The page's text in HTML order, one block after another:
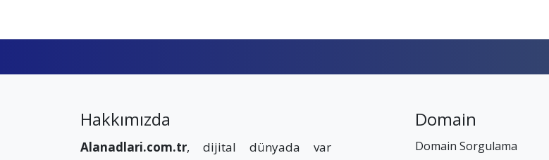
Hakkımızda
Alanadlari.com.tr, dijital dünyada var
Domain
Domain Sorgulama